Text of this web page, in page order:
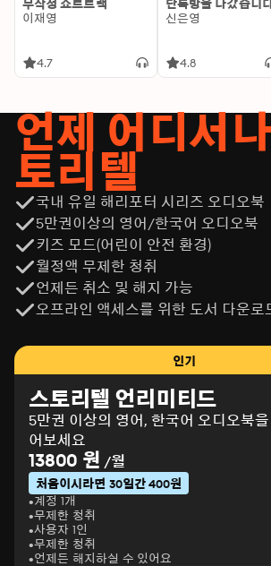
무작정 쇼트트랙
이재영
4.7
단톡방을 나갔습니
신은영
4.8
언제 어디서
토리텔
국내 유일 해리포터 시리즈 오디오북
5만권이상의 영어/한국어 오디오북
키즈 모드(어린이 안전 환경)
월정액 무제한 청취
언제든 취소 및 해지 가능
오프라인 액세스를 위한 도서 다운로
인기
스토리텔 언리미티드
5만권 이상의 영어, 한국어 오디오북
어보세요
13800 원 /월
처음이시라면 30일간 400원
계정 1개
무제한 청취
사용자 1인
무제한 청취
언제든 해지하실 수 있어요